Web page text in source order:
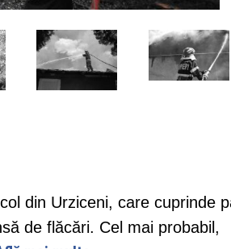
din Urziceni, care cuprinde
de flăcări. Cel mai probabil,